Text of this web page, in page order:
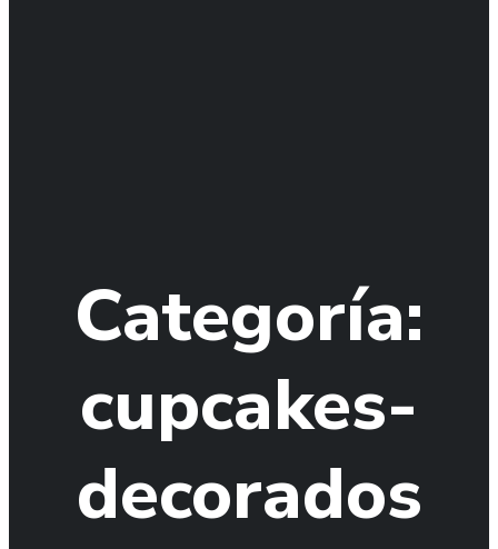
Categoría:
cupcakes-
decorados